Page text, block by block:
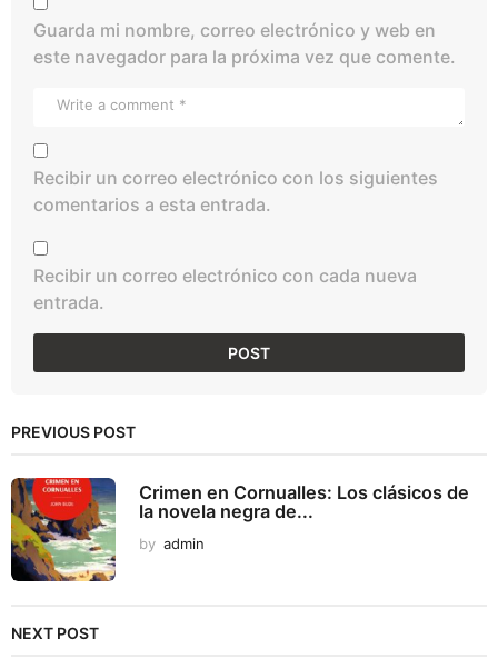
Guarda mi nombre, correo electrónico y web en
este navegador para la próxima vez que comente.
Recibir un correo electrónico con los siguientes
comentarios a esta entrada.
Recibir un correo electrónico con cada nueva
entrada.
PREVIOUS POST
Crimen en Cornualles: Los clásicos de
la novela negra de...
by admin
NEXT POST